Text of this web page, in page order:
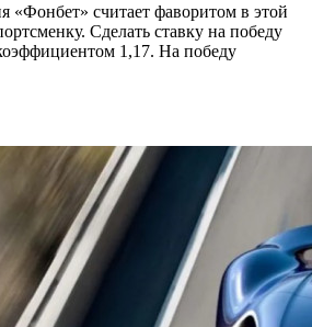
«Фонбет» считает фаворитом в этой
Сделать ставку на победу
1,17. На победу